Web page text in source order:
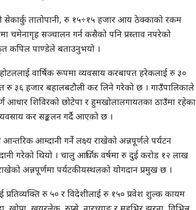
सेकार्कु तातोपानी, रु १५÷१५ हजार आय ठेक्काको रकम
चमेनागृह सञ्चालन गर्न कसैको पनि प्रस्ताव नपरेको
कपिल पाण्डेले बताउनुभयो ।
होटललाई वार्षिक रूपमा व्यवसाय करबापत हरेकलाई रु ३०
रु ३६ हजार बहालबटौली कर लिने गरेको छ । गाउँपालिकाले
आधार शिविरको छोटेपा र हुमखोलालगायतका ठाउँमा रहेका
कर सङ्कलन गर्दै आएको छ ।
आम्दानी गर्ने लक्ष्य राखेको अन्नपूर्णले पर्यटन
गरेको थियो । चालु आर्थिक वर्षमा रु दुई करोड १२ लाख
अन्नपूर्णमा पर्यटकीयस्थलको योगदान प्रमुख छ ।
प्रतिव्यक्ति रु ५० र विदेशीलाई रु १५० प्रवेश शुल्क कायम